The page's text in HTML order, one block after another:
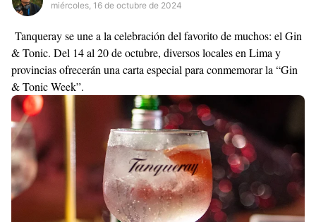
miércoles, 16 de octubre de 2024
Premium
By
Raushan
Design
With
Shroff
Templates
Tanqueray se une a la celebración del favorito de muchos: el Gin
& Tonic. Del 14 al 20 de octubre, diversos locales en Lima y
provincias ofrecerán una carta especial para conmemorar la “Gin
& Tonic Week”.